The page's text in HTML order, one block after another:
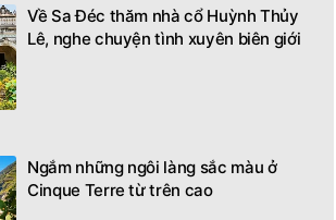
Về Sa Đéc thăm nhà cổ Huỳnh Thủy
Lê, nghe chuyện tình xuyên biên giới
Ngắm những ngôi làng sắc màu ở
Cinque Terre từ trên cao